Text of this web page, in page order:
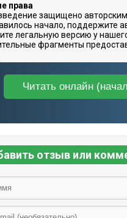
права
защищено
начало, поддержите
легальную версию у
фрагменты
Читать онлайн
отзыв или